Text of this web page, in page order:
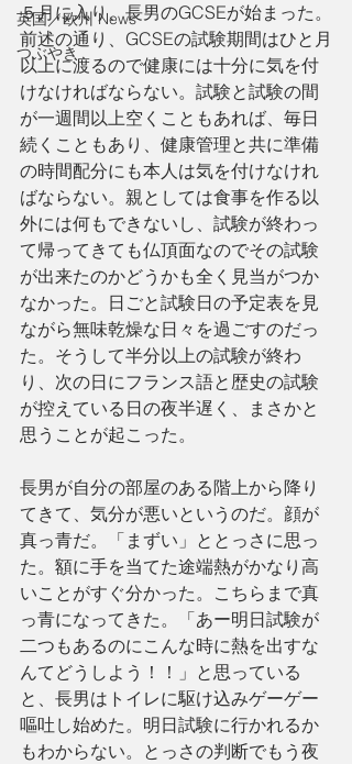
英国／欧州 News
つぶやき
５月に入り、長男のGCSEが始まった。
前述の通り、GCSEの試験期間はひと月
以上に渡るので健康には十分に気を付
けなければならない。試験と試験の間
が一週間以上空くこともあれば、毎日
続くこともあり、健康管理と共に準備
の時間配分にも本人は気を付けなけれ
ばならない。親としては食事を作る以
外には何もできないし、試験が終わっ
て帰ってきても仏頂面なのでその試験
が出来たのかどうかも全く見当がつか
なかった。日ごと試験日の予定表を見
ながら無味乾燥な日々を過ごすのだっ
た。そうして半分以上の試験が終わ
り、次の日にフランス語と歴史の試験
が控えている日の夜半遅く、まさかと
思うことが起こった。
長男が自分の部屋のある階上から降り
てきて、気分が悪いというのだ。顔が
真っ青だ。「まずい」ととっさに思っ
た。額に手を当てた途端熱がかなり高
いことがすぐ分かった。こちらまで真
っ青になってきた。「あー明日試験が
二つもあるのにこんな時に熱を出すな
んてどうしよう！！」と思っている
と、長男はトイレに駆け込みゲーゲー
嘔吐し始めた。明日試験に行かれるか
もわからない。とっさの判断でもう夜